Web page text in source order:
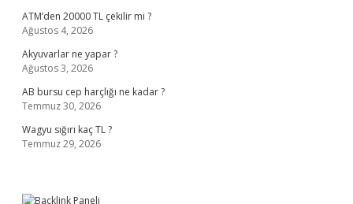
ATM’den 20000 TL çekilir mi ?
Ağustos 4, 2026
Akyuvarlar ne yapar ?
Ağustos 3, 2026
AB bursu cep harçlığı ne kadar ?
Temmuz 30, 2026
Wagyu sığırı kaç TL ?
Temmuz 29, 2026